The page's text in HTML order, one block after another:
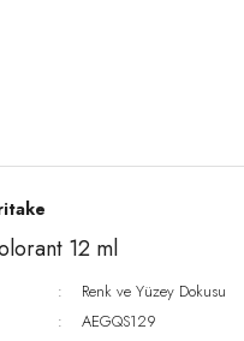
12 ml
Renk ve Yüzey Dokusu
AEGQS129